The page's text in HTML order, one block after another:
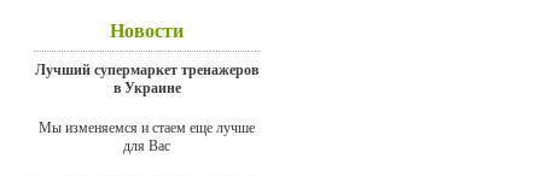
Новости
Лучший супермаркет тренажеров
в Украине
Мы изменяемся и стаем еще лучше
для Вас